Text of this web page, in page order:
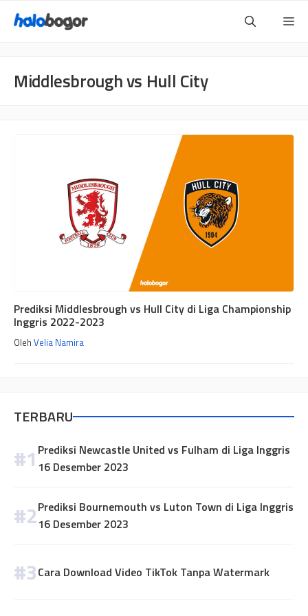
Middlesbrough vs Hull City
Prediksi Middlesbrough vs Hull City di Liga Championship
Inggris 2022-2023
Oleh Velia Namira
TERBARU
Prediksi Newcastle United vs Fulham di Liga Inggris
16 Desember 2023
Prediksi Bournemouth vs Luton Town di Liga Inggris
16 Desember 2023
Cara Download Video TikTok Tanpa Watermark